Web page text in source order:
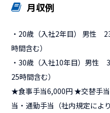
月収例
・20歳（入社2年目） 男性
時間含む）
・30歳（入社10年目）男性
25時間含む）
★食事手当6,000円 ★交替手
当・通勤手当（社内規定により